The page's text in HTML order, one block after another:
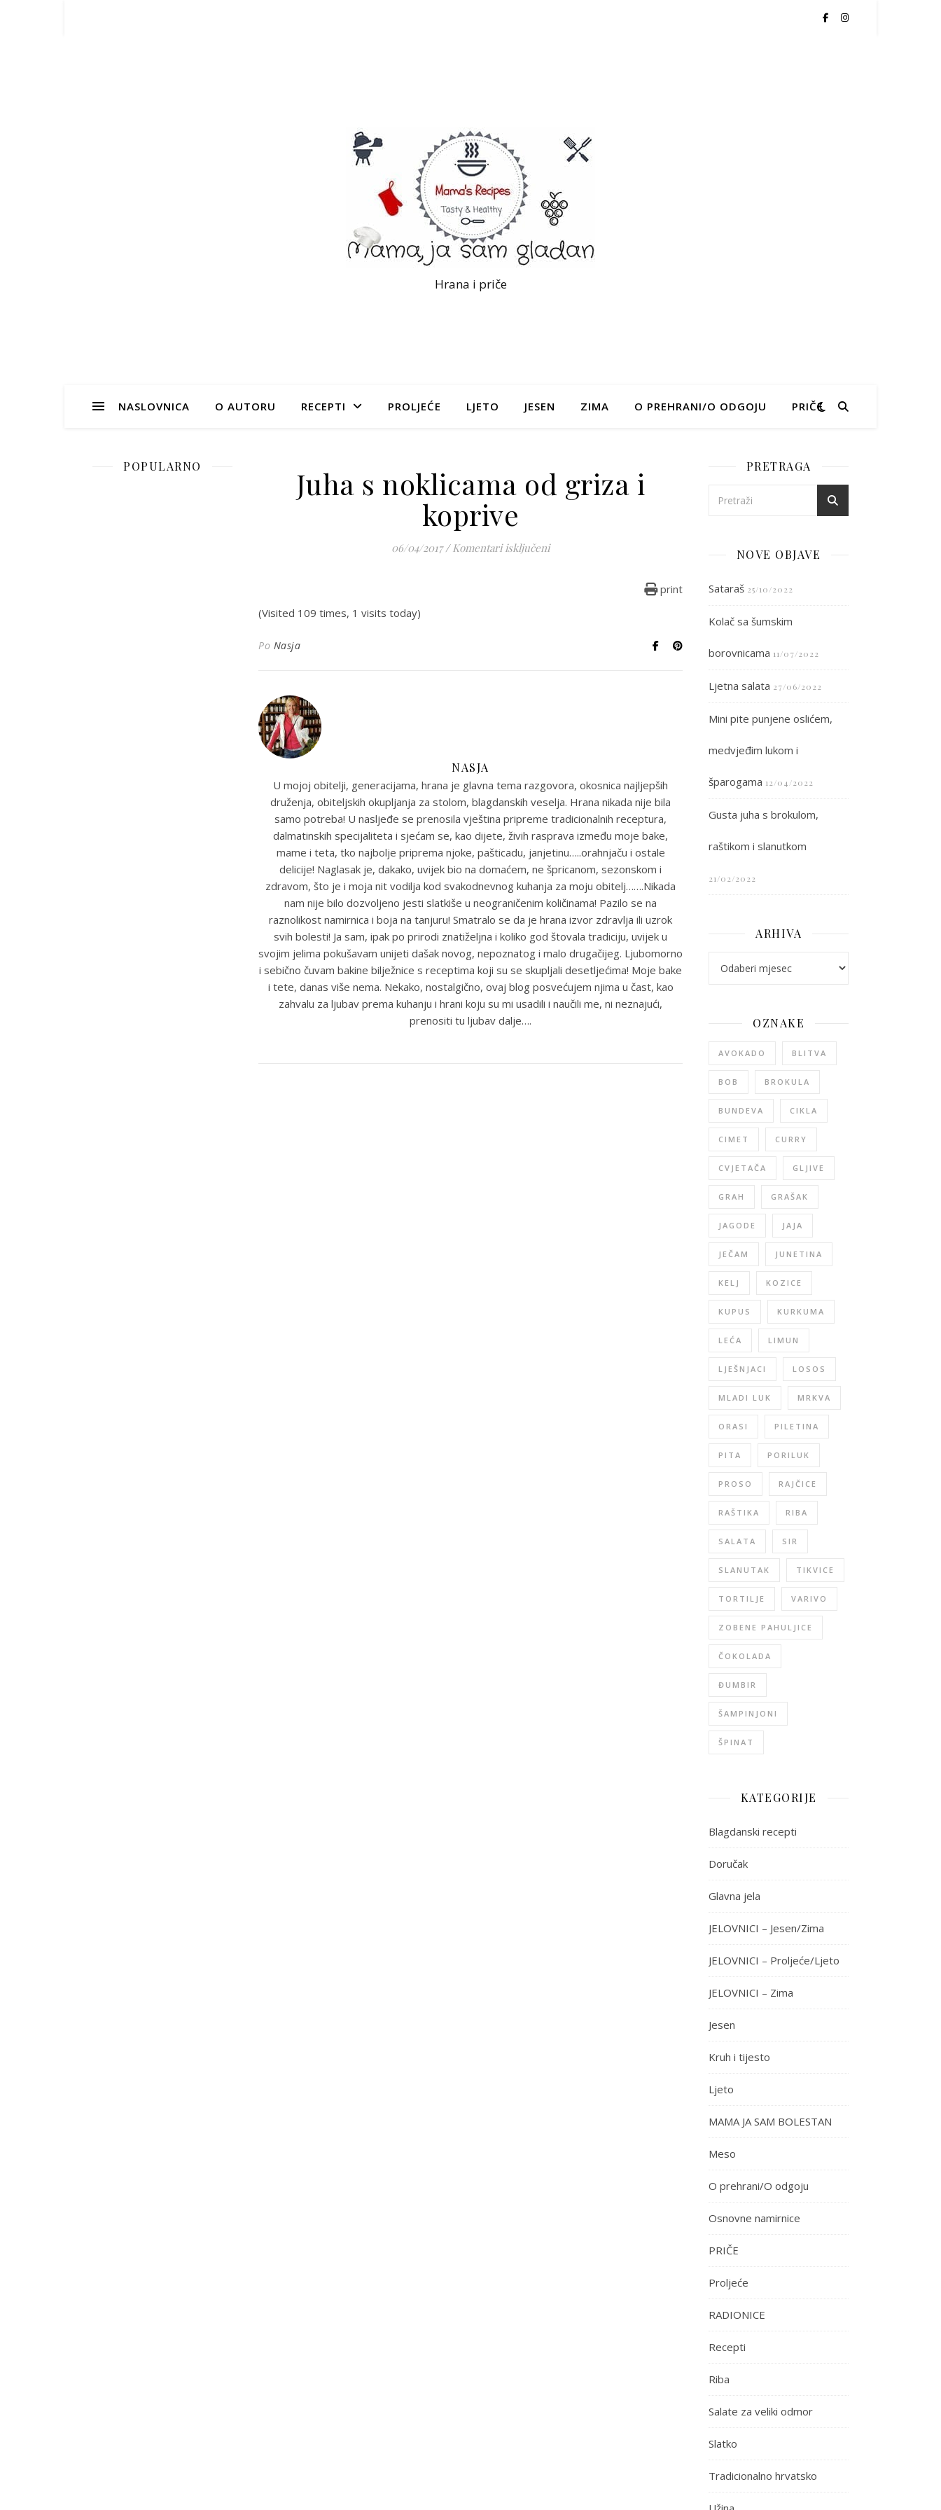
Hrana i priče
NASLOVNICA O AUTORU RECEPTI PROLJEĆE LJETO JESEN ZIMA O PREHRANI/O ODGOJU PRIČE
POPULARNO
Juha s noklicama od griza i
koprive
06/04/2017 / Komentari isključeniza Juha s noklicama od griza i koprive
print
(Visited 109 times, 1 visits today)
Po Nasja
NASJA
U mojoj obitelji, generacijama, hrana je glavna tema razgovora, okosnica najljepših
druženja, obiteljskih okupljanja za stolom, blagdanskih veselja. Hrana nikada nije bila
samo potreba! U nasljeđe se prenosila vještina pripreme tradicionalnih receptura,
dalmatinskih specijaliteta i sjećam se, kao dijete, živih rasprava između moje bake,
mame i teta, tko najbolje priprema njoke, pašticadu, janjetinu…..orahnjaču i ostale
delicije! Naglasak je, dakako, uvijek bio na domaćem, ne špricanom, sezonskom i
zdravom, što je i moja nit vodilja kod svakodnevnog kuhanja za moju obitelj…….Nikada
nam nije bilo dozvoljeno jesti slatkiše u neograničenim količinama! Pazilo se na
raznolikost namirnica i boja na tanjuru! Smatralo se da je hrana izvor zdravlja ili uzrok
svih bolesti! Ja sam, ipak po prirodi znatiželjna i koliko god štovala tradiciju, uvijek u
svojim jelima pokušavam unijeti dašak novog, nepoznatog i malo drugačijeg. Ljubomorno
i sebično čuvam bakine bilježnice s receptima koji su se skupljali desetljećima! Moje bake
i tete, danas više nema. Nekako, nostalgično, ovaj blog posvećujem njima u čast, kao
zahvalu za ljubav prema kuhanju i hrani koju su mi usadili i naučili me, ni neznajući,
prenositi tu ljubav dalje….
PRETRAGA
NOVE OBJAVE
Sataraš 25/10/2022
Kolač sa šumskim
borovnicama 11/07/2022
Ljetna salata 27/06/2022
Mini pite punjene oslićem,
medvjeđim lukom i
šparogama 12/04/2022
Gusta juha s brokulom,
raštikom i slanutkom
21/02/2022
ARHIVA
OZNAKE
AVOKADO BLITVA
BOB BROKULA
BUNDEVA CIKLA
CIMET CURRY
CVJETAČA GLJIVE
GRAH GRAŠAK
JAGODE JAJA
JEČAM JUNETINA
KELJ KOZICE
KUPUS KURKUMA
LEĆA LIMUN
LJEŠNJACI LOSOS
MLADI LUK MRKVA
ORASI PILETINA
PITA PORILUK
PROSO RAJČICE
RAŠTIKA RIBA
SALATA SIR
SLANUTAK TIKVICE
TORTILJE VARIVO
ZOBENE PAHULJICE
ČOKOLADA
ĐUMBIR
ŠAMPINJONI
ŠPINAT
KATEGORIJE
Blagdanski recepti
Doručak
Glavna jela
JELOVNICI – Jesen/Zima
JELOVNICI – Proljeće/Ljeto
JELOVNICI – Zima
Jesen
Kruh i tijesto
Ljeto
MAMA JA SAM BOLESTAN
Meso
O prehrani/O odgoju
Osnovne namirnice
PRIČE
Proljeće
RADIONICE
Recepti
Riba
Salate za veliki odmor
Slatko
Tradicionalno hrvatsko